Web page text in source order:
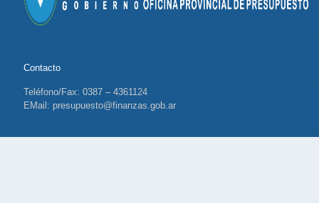
Contacto
Teléfono/Fax: 0387 – 4361124
EMail: presupuesto@finanzas.gob.ar